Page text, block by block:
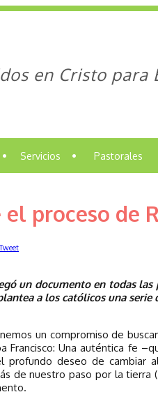
en Cristo para
• Servicios • Pastorales
proceso de
Tweet
un documento en todas
a los católicos una
un compromiso de
Francisco: Una auténtica fe
profundo deseo de cambiar
de nuestro paso por la tierra